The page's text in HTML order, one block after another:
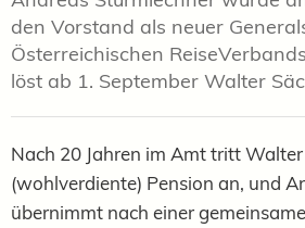
den Vorstand als neuer
Österreichischen
löst ab 1. September Walter
Nach 20 Jahren im Amt tritt
(wohlverdiente) Pension an, und
übernimmt nach einer